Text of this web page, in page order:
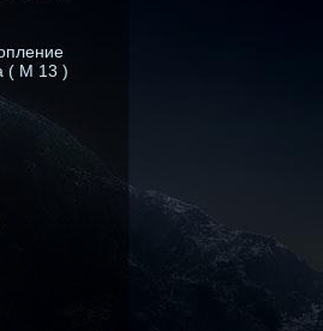
( М 13 )